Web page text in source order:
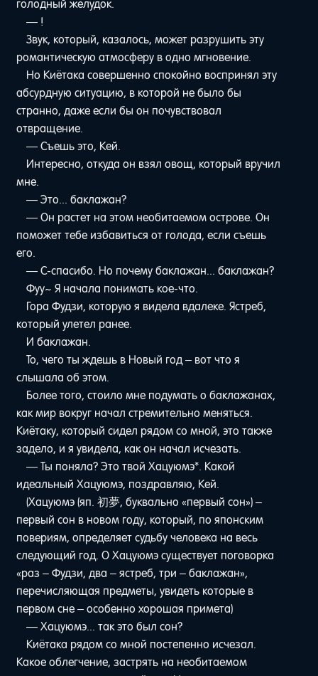
голодный желудок.
— !
Звук, который, казалось, может разрушить эту
романтическую атмосферу в одно мгновение.
Но Киётака совершенно спокойно воспринял эту
абсурдную ситуацию, в которой не было бы
странно, даже если бы он почувствовал
отвращение.
— Съешь это, Кей.
Интересно, откуда он взял овощ, который вручил
мне.
— Это... баклажан?
— Он растет на этом необитаемом острове. Он
поможет тебе избавиться от голода, если съешь
его.
— С-спасибо. Но почему баклажан... баклажан?
Фуу~ Я начала понимать кое-что.
Гора Фудзи, которую я видела вдалеке. Ястреб,
который улетел ранее.
И баклажан.
То, чего ты ждешь в Новый год – вот что я
слышала об этом.
Более того, стоило мне подумать о баклажанах,
как мир вокруг начал стремительно меняться.
Киётаку, который сидел рядом со мной, это также
задело, и я увидела, как он начал исчезать.
— Ты поняла? Это твой Хацуюмэ*. Какой
идеальный Хацуюмэ, поздравляю, Кей.
(Хацуюмэ (яп. 初夢, буквально «первый сон») –
первый сон в новом году, который, по японским
повериям, определяет судьбу человека на весь
следующий год. О Хацуюмэ существует поговорка
«раз – Фудзи, два – ястреб, три – баклажан»,
перечисляющая предметы, увидеть которые в
первом сне – особенно хорошая примета)
— Хацуюмэ... так это был сон?
Киётака рядом со мной постепенно исчезал.
Какое облегчение, застрять на необитаемом